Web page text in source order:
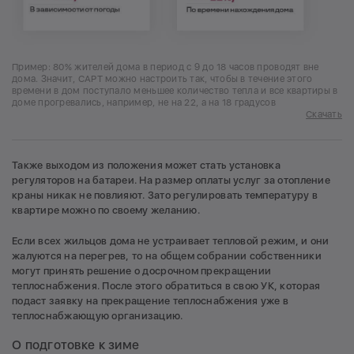
Пример: 80% жителей дома в период с 9 до 18 часов проводят вне
дома. Значит, САРТ можно настроить так, чтобы в течение этого
времени в дом поступало меньшее количество тепла и все квартиры в
доме прогревались, например, не на 22, а на 18 градусов
Скачать
Также выходом из положения может стать установка
регуляторов на батареи. На размер оплаты услуг за отопление
краны никак не повлияют. Зато регулировать температуру в
квартире можно по своему желанию.
Если всех жильцов дома не устраивает тепловой режим, и они
жалуются на перегрев, то на общем собрании собственники
могут принять решение о досрочном прекращении
теплоснабжения. После этого обратиться в свою УК, которая
подаст заявку на прекращение теплоснабжения уже в
теплоснабжающую организацию.
О подготовке к зиме